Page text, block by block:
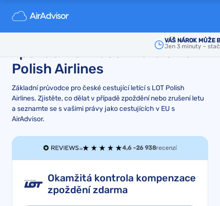
VÁŠ NÁROK MŮŽE
Jen 3 minuty –
Průvodce pro české cestující
ohledně odškodnění za
zpoždění a zrušení letů s LOT
Polish Airlines
Základní průvodce pro české cestující letící s LOT Polish
Airlines. Zjistěte, co dělat v případě zpoždění nebo zrušení letu
a seznamte se s vašimi právy jako cestujících v EU s
AirAdvisor.
4,6 -26 938recenzí
Okamžitá kontrola kompenzace
zpoždění zdarma